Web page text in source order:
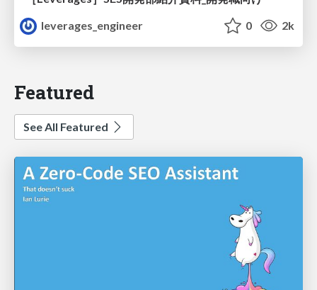
leverages_engineer
0 2k
Featured
See All Featured